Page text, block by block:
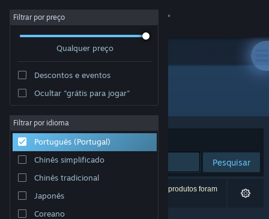
Iniciar sessão
Sobre
Apoio
Alterar idioma
Instala a app móvel do Steam
Filtrar por preço
Qualquer preço
Descontos e eventos
Ocultar "grátis para jogar"
Filtrar por idioma
Português (Portugal)
Chinês simplificado
Chinês tradicional
Japonês
Coreano
Developer: Bearded Eye
Ordenar por Relevância
Pesquisar
0 resultados correspondentes à tua pesquisa. 3 produtos foram
excluídos com base nas tuas preferências.